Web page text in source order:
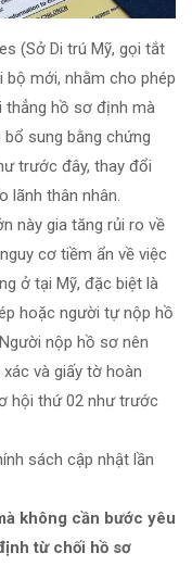
(Sở Di trú Mỹ, gọi tắt
bộ mới, nhằm cho phép
thẳng hồ sơ định mà
sung bằng chứng
trước đây, thay đổi
lãnh thân nhân.
này gia tăng rủi ro về
cơ tiềm ẩn về việc
ở tại Mỹ, đặc biệt là
hoặc người tự nộp hồ
nộp hồ sơ nên
và giấy tờ hoàn
hội thứ 02 như trước
sách cập nhật lần
không cần bước yêu
từ chối hồ sơ